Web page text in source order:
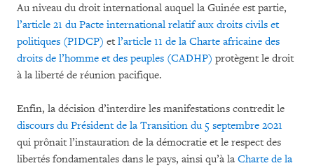
Au niveau du droit international auquel la Guinée est partie,
l’article 21 du Pacte international relatif aux droits civils et
politiques (PIDCP) et l’article 11 de la Charte africaine des
droits de l’homme et des peuples (CADHP) protègent le droit
à la liberté de réunion pacifique.
Enfin, la décision d’interdire les manifestations contredit le
discours du Président de la Transition du 5 septembre 2021
qui prônait l’instauration de la démocratie et le respect des
libertés fondamentales dans le pays, ainsi qu’à la Charte de la